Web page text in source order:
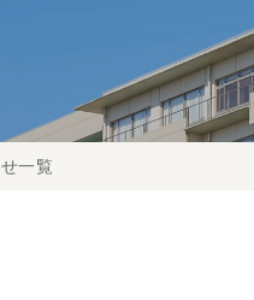
一覧